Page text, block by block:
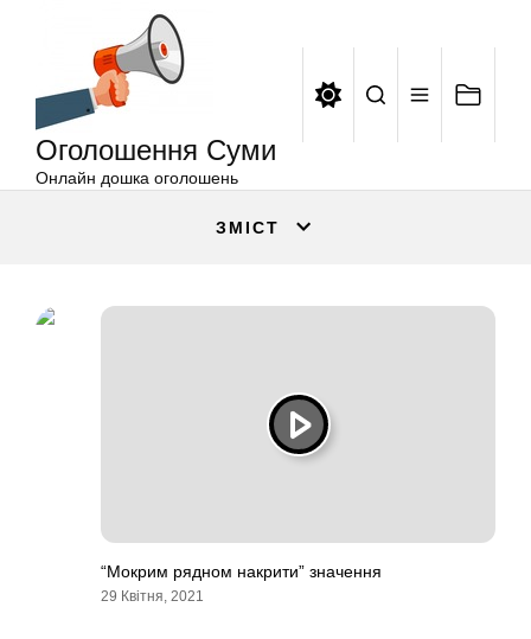
Оголошення Суми
Онлайн дошка оголошень
ЗМІСТ
“Мокрим рядном накрити” значення
29 Квітня, 2021